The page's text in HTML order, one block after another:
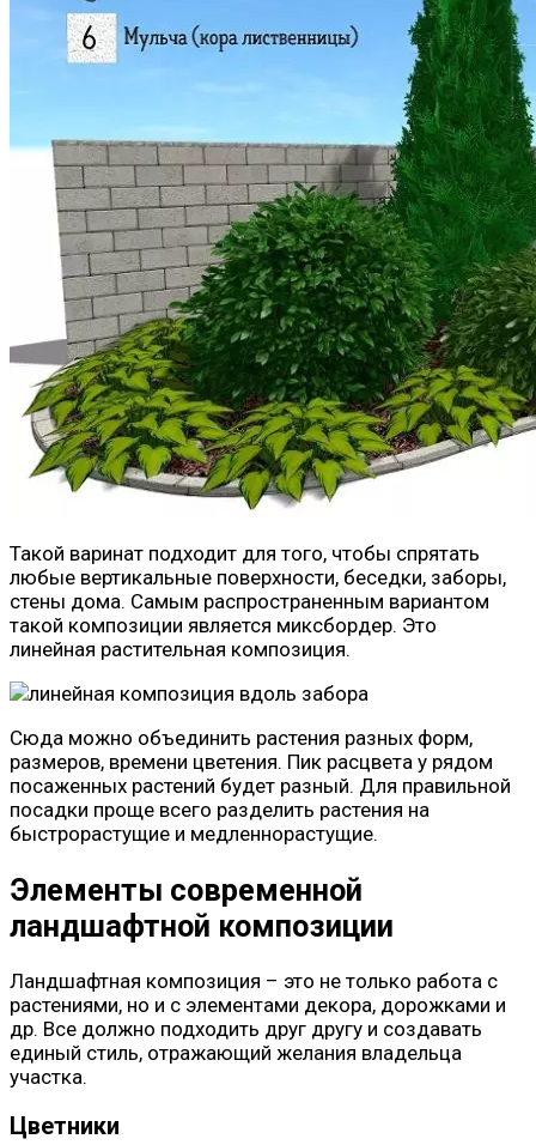
Такой варинат подходит для того, чтобы спрятать
любые вертикальные поверхности, беседки, заборы,
стены дома. Самым распространенным вариантом
такой композиции является миксбордер. Это
линейная растительная композиция.
Сюда можно объединить растения разных форм,
размеров, времени цветения. Пик расцвета у рядом
посаженных растений будет разный. Для правильной
посадки проще всего разделить растения на
быстрорастущие и медленнорастущие.
Элементы современной
ландшафтной композиции
Ландшафтная композиция – это не только работа с
растениями, но и с элементами декора, дорожками и
др. Все должно подходить друг другу и создавать
единый стиль, отражающий желания владельца
участка.
Цветники